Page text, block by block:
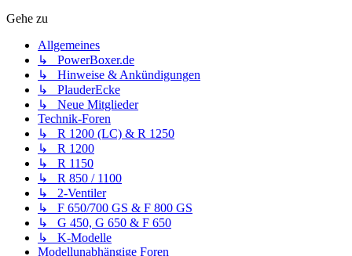
Gehe zu
Allgemeines
↳ PowerBoxer.de
↳ Hinweise & Ankündigungen
↳ PlauderEcke
↳ Neue Mitglieder
Technik-Foren
↳ R 1200 (LC) & R 1250
↳ R 1200
↳ R 1150
↳ R 850 / 1100
↳ 2-Ventiler
↳ F 650/700 GS & F 800 GS
↳ G 450, G 650 & F 650
↳ K-Modelle
Modellunabhängige Foren